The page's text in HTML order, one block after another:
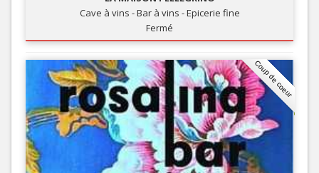
Cave à vins - Bar à vins - Epicerie fine
Fermé
Coup de coeur